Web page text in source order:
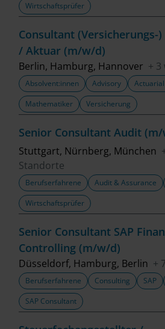
Top Trends
Job finden
Filter
Wirtschaftsprüfer
Consultant (Versicherungs-
/ Aktuar (m/w/d)
Berlin, Hamburg, Hannover +
Absolvent:innen Advisory
Mathematiker
Versicherung
Senior Consultant Audit
Stuttgart, Nürnberg, München
Standorte
Berufserfahrene Audit & Assurance
Wirtschaftsprüfer
Senior Consultant SAP
Controlling (m/w/d)
Düsseldorf, Hamburg, Berlin +
Berufserfahrene Consulting SAP
SAP Consultant